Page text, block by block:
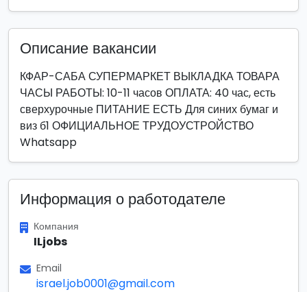
Описание вакансии
КФАР-САБА СУПЕРМАРКЕТ ВЫКЛАДКА ТОВАРА
ЧАСЫ РАБОТЫ: 10-11 часов ОПЛАТА: 40 час, есть
сверхурочные ПИТАНИЕ ЕСТЬ Для синих бумаг и
виз б1 ОФИЦИАЛЬНОЕ ТРУДОУСТРОЙСТВО
Whatsapp
Информация о работодателе
Компания
ILjobs
Email
israel.job0001@gmail.com